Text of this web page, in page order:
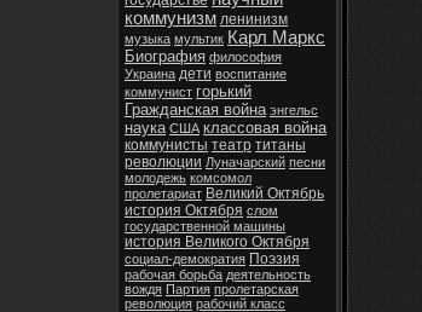
коммунизм ленинизм
музыка мультик Карл Маркс
Биография философия
Украина дети воспитание
коммунист горький
Гражданская война энгельс
наука США классовая война
коммунисты театр титаны
революции Луначарский песни
молодежь комсомол
пролетариат Великий Октябрь
история Октября слом
государственной машины
история Великого Октября
социал-демократия Поэзия
рабочая борьба деятельность
вождя Партия пролетарская
революция рабочий класс